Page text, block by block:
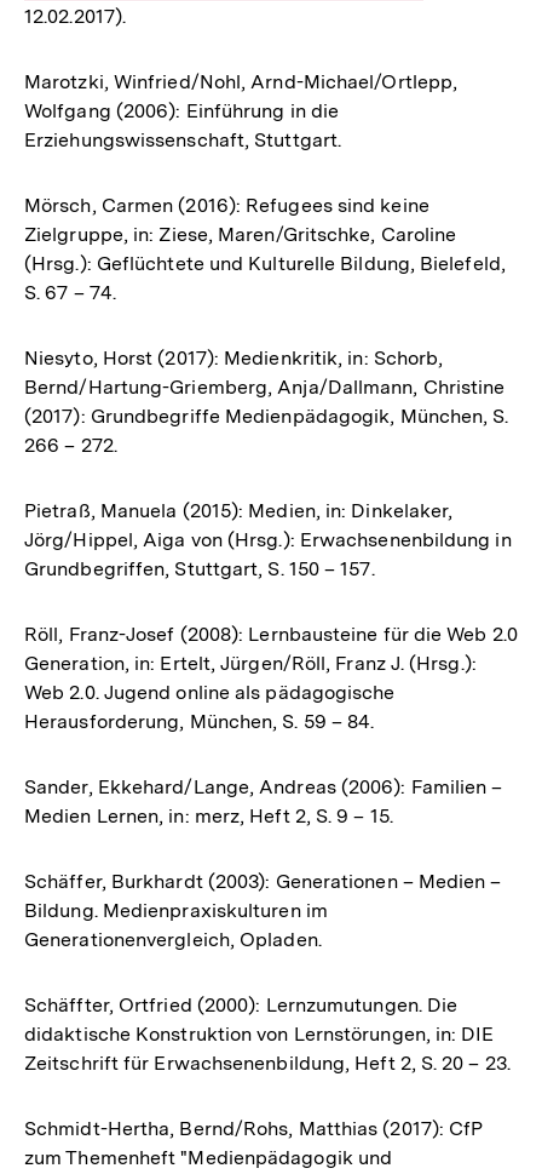
12.02.2017).
Marotzki, Winfried/Nohl, Arnd-Michael/Ortlepp,
Wolfgang (2006): Einführung in die
Erziehungswissenschaft, Stuttgart.
Mörsch, Carmen (2016): Refugees sind keine
Zielgruppe, in: Ziese, Maren/Gritschke, Caroline
(Hrsg.): Geflüchtete und Kulturelle Bildung, Bielefeld,
S. 67 – 74.
Niesyto, Horst (2017): Medienkritik, in: Schorb,
Bernd/Hartung-Griemberg, Anja/Dallmann, Christine
(2017): Grundbegriffe Medienpädagogik, München, S.
266 – 272.
Pietraß, Manuela (2015): Medien, in: Dinkelaker,
Jörg/Hippel, Aiga von (Hrsg.): Erwachsenenbildung in
Grundbegriffen, Stuttgart, S. 150 – 157.
Röll, Franz-Josef (2008): Lernbausteine für die Web 2.0
Generation, in: Ertelt, Jürgen/Röll, Franz J. (Hrsg.):
Web 2.0. Jugend online als pädagogische
Herausforderung, München, S. 59 – 84.
Sander, Ekkehard/Lange, Andreas (2006): Familien –
Medien Lernen, in: merz, Heft 2, S. 9 – 15.
Schäffer, Burkhardt (2003): Generationen – Medien –
Bildung. Medienpraxiskulturen im
Generationenvergleich, Opladen.
Schäffter, Ortfried (2000): Lernzumutungen. Die
didaktische Konstruktion von Lernstörungen, in: DIE
Zeitschrift für Erwachsenenbildung, Heft 2, S. 20 – 23.
Schmidt-Hertha, Bernd/Rohs, Matthias (2017): CfP
zum Themenheft "Medienpädagogik und